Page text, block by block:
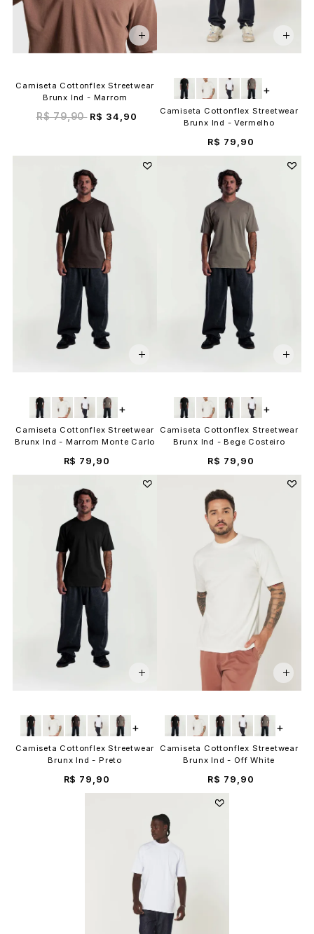
Camiseta Cottonflex Streetwear
Brunx Ind - Marrom
R$ 79,90 R$ 34,90
Camiseta Cottonflex Streetwear
Brunx Ind - Vermelho
R$ 79,90
+
Camiseta Cottonflex Streetwear
Brunx Ind - Marrom Monte Carlo
R$ 79,90
+
Camiseta Cottonflex Streetwear
Brunx Ind - Bege Costeiro
R$ 79,90
+
Camiseta Cottonflex Streetwear
Brunx Ind - Preto
R$ 79,90
+
Camiseta Cottonflex Streetwear
Brunx Ind - Off White
R$ 79,90
+